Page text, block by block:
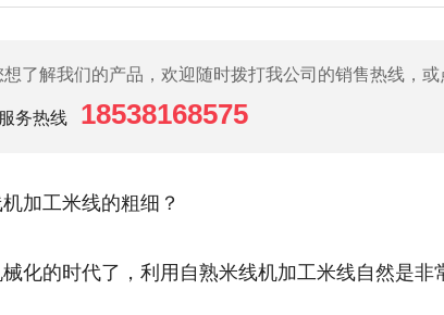
想了解我们的产品，欢迎随时拨打我公司的销售热线，或
服务热线 18538168575
加工米线的粗细？
的时代了，利用自熟米线机加工米线自然是非